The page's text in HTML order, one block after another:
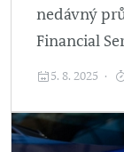
nedávný
Financial
5. 8. 2025